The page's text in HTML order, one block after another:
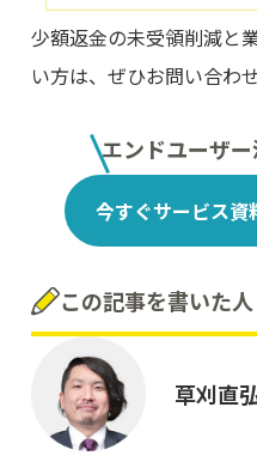
少額返金の未受領削減と
い方は、ぜひお問い合わ
エンドユーザ
今すぐサービス資
この記事を書いた人
草刈直